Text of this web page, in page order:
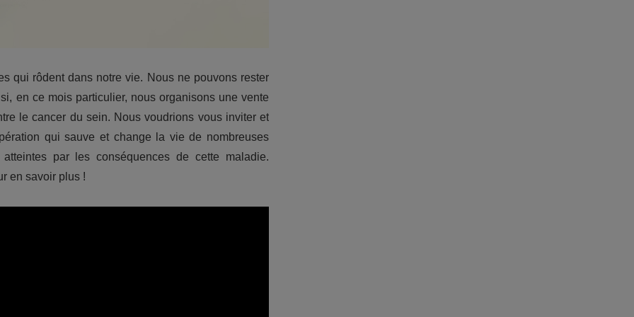
qui rôdent dans notre vie. Nous ne pouvons rester
en ce mois particulier, nous organisons une vente
le cancer du sein. Nous voudrions vous inviter et
qui sauve et change la vie de nombreuses
par les conséquences de cette maladie.
en savoir plus !